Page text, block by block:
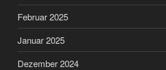
Februar 2025
Januar 2025
Dezember 2024